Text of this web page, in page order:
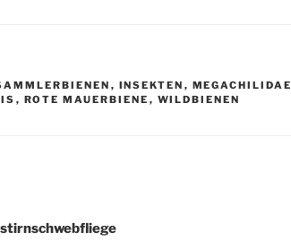
, INSEKTEN , MEGACHILIDAE
, ROTE MAUERBIENE , WILDBIENEN